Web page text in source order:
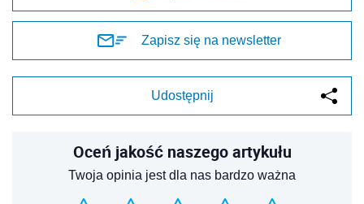
Zapisz się na newsletter
Udostępnij
Oceń jakość naszego artykułu
Twoja opinia jest dla nas bardzo ważna